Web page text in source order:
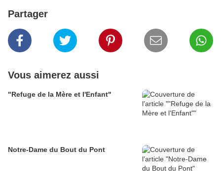
Partager
Vous aimerez aussi
"Refuge de la Mère et l'Enfant"
Notre-Dame du Bout du Pont